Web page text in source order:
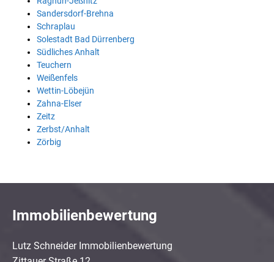
Sandersdorf-Brehna
Schraplau
Solestadt Bad Dürrenberg
Südliches Anhalt
Teuchern
Weißenfels
Wettin-Löbejün
Zahna-Elser
Zeitz
Zerbst/Anhalt
Zörbig
Immobilienbewertung
Lutz Schneider Immobilienbewertung